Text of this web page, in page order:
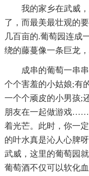
我的家乡在武威
了，而最美最壮观的
几百亩的.葡萄园连成
绕的藤蔓像一条巨龙
成串的葡萄一串
个个害羞的小姑娘;有
一个个顽皮的小男孩;
朋友在一起做游戏……
着光芒。此时，你一
的叶水真是沁人心脾
武威，这里的葡萄园
葡萄酒不仅可以软化